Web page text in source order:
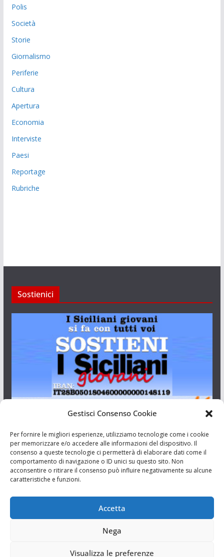
Gestisci Consenso Cookie
Per fornire le migliori esperienze, utilizziamo tecnologie come i cookie
per memorizzare e/o accedere alle informazioni del dispositivo. Il
consenso a queste tecnologie ci permetterà di elaborare dati come il
comportamento di navigazione o ID unici su questo sito. Non
acconsentire o ritirare il consenso può influire negativamente su alcune
caratteristiche e funzioni.
Accetta
Nega
Visualizza le preferenze
Polis
Società
Storie
Giornalismo
Periferie
Cultura
Apertura
Economia
Interviste
Paesi
Reportage
Rubriche
Sostienici
Aut. del tribunale di Catania n.23/2011 del 20/09/2011 Dir.
Resp. Riccardo Orioles.
Associazione Culturale I Siciliani Giovani
via Randazzo 27 Catania